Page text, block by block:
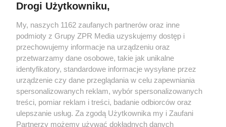
Żaden utwór zamieszczony w serwisie nie może być powielany i
rozpowszechniany lub dalej rozpowszechniany w jakikolwiek sposób
(w tym także elektroniczny lub mechaniczny) na jakimkolwiek polu
eksploatacji w jakiejkolwiek formie, włącznie z umieszczaniem w
Internecie bez pisemnej zgody właściciela praw. Jakiekolwiek użycie
lub wykorzystanie utworów w całości lub w części z naruszeniem
prawa, tzn. bez właściwej zgody, jest zabronione pod groźbą kary i
może być ścigane prawnie.
Drogi Użytkowniku,
My, naszych 1162 zaufanych partnerów oraz inne
podmioty z Grupy ZPR Media uzyskujemy dostęp i
przechowujemy informacje na urządzeniu oraz
przetwarzamy dane osobowe, takie jak unikalne
identyfikatory, standardowe informacje wysyłane przez
urządzenie czy dane przeglądania w celu zapewniania
spersonalizowanych reklam, wybór spersonalizowanych
treści, pomiar reklam i treści, badanie odbiorców oraz
ulepszanie usług. Za zgodą Użytkownika my i Zaufani
Partnerzy możemy używać dokładnych danych